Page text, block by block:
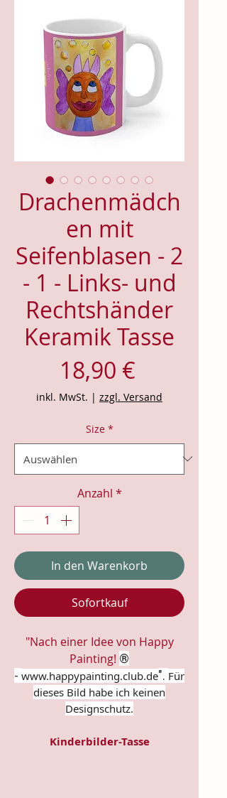
Drachenmädch
en mit
Seifenblasen - 2
- 1 - Links- und
Rechtshänder
Keramik Tasse
18,90 €
inkl. MwSt. | zzgl. Versand
Size *
Anzahl *
In den Warenkorb
Sofortkauf
"Nach einer Idee von Happy
Painting! ®
- www.happypainting.club.de". Für
dieses Bild habe ich keinen
Designschutz.
Kinderbilder-Tasse